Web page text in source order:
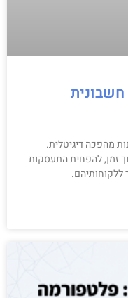
חשבונית
מהפכה דיגיטלית.
זמן, להפחית התעסקות
ללקוחותיהם.